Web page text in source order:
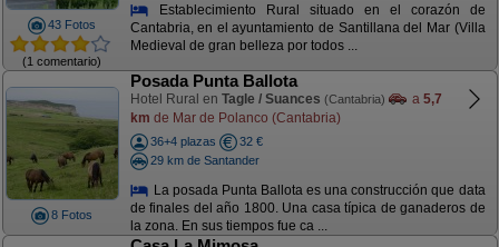
43 Fotos
(1 comentario)
Establecimiento Rural situado en el corazón de
Cantabria, en el ayuntamiento de Santillana del Mar (Villa
Medieval de gran belleza por todos ...
8 Fotos
Posada Punta Ballota
Hotel Rural en Tagle / Suances (Cantabria) a 5,7
km de Mar de Polanco (Cantabria)
36+4 plazas
32 €
29 km de Santander
La posada Punta Ballota es una construcción que data
de finales del año 1800. Una casa típica de ganaderos de
la zona. En sus tiempos fue ca ...